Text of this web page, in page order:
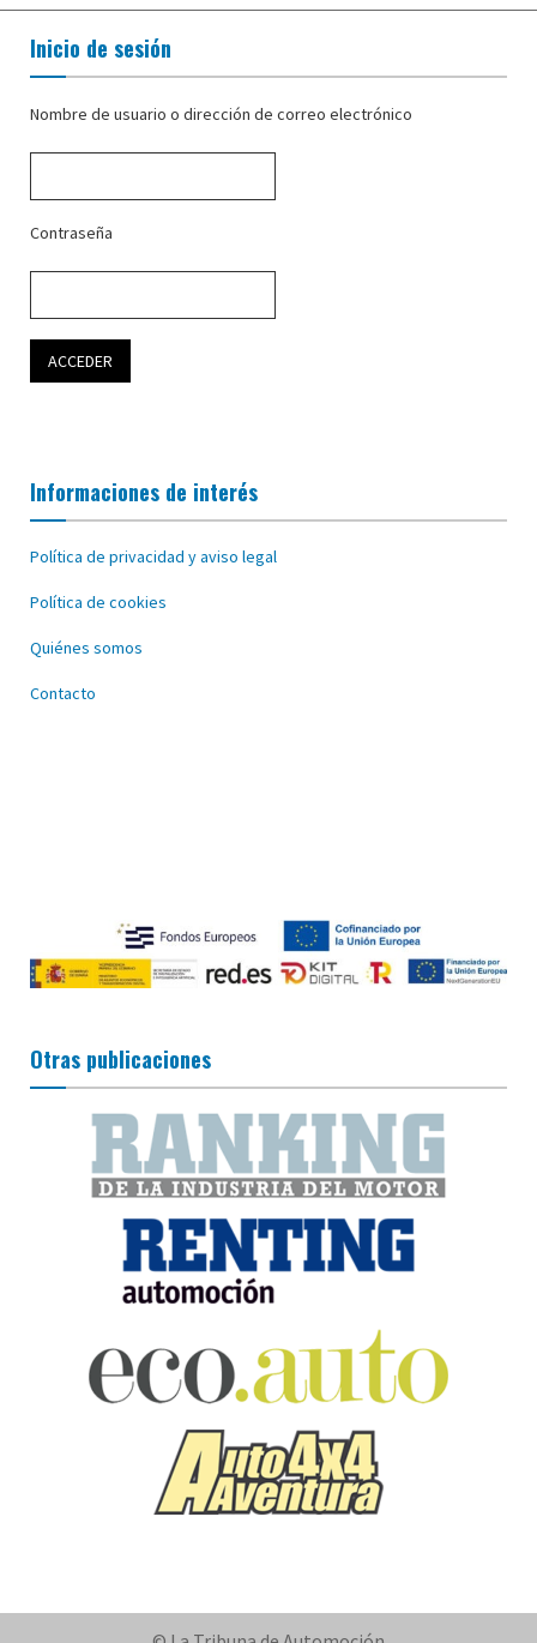
Inicio de sesión
Nombre de usuario o dirección de correo electrónico
Contraseña
Informaciones de interés
Política de privacidad y aviso legal
Política de cookies
Quiénes somos
Contacto
Otras publicaciones